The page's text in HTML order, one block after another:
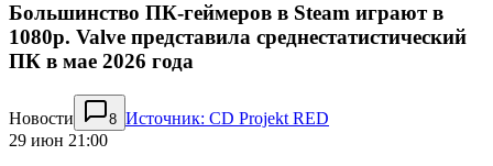
Большинство ПК-геймеров в Steam играют в
1080p. Valve представила среднестатистический
ПК в мае 2026 года
Новости 8 Источник: CD Projekt RED
29 июн 21:00